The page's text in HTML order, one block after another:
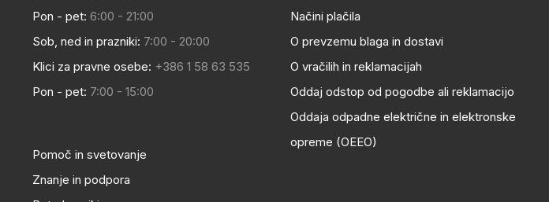
Pon - pet: 6:00 - 21:00
Sob, ned in prazniki: 7:00 - 20:00
Klici za pravne osebe: +386 1 58 63 535
Pon - pet: 7:00 - 15:00
Pomoč in svetovanje
Znanje in podpora
Načini plačila
O prevzemu blaga in dostavi
O vračilih in reklamacijah
Oddaj odstop od pogodbe ali reklamacijo
Oddaja odpadne električne in elektronske
opreme (OEEO)